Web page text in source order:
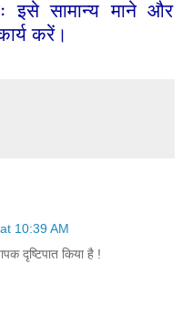
इसे सामान्य माने और
करें।
10:39 AM
दृष्टिपात किया है !